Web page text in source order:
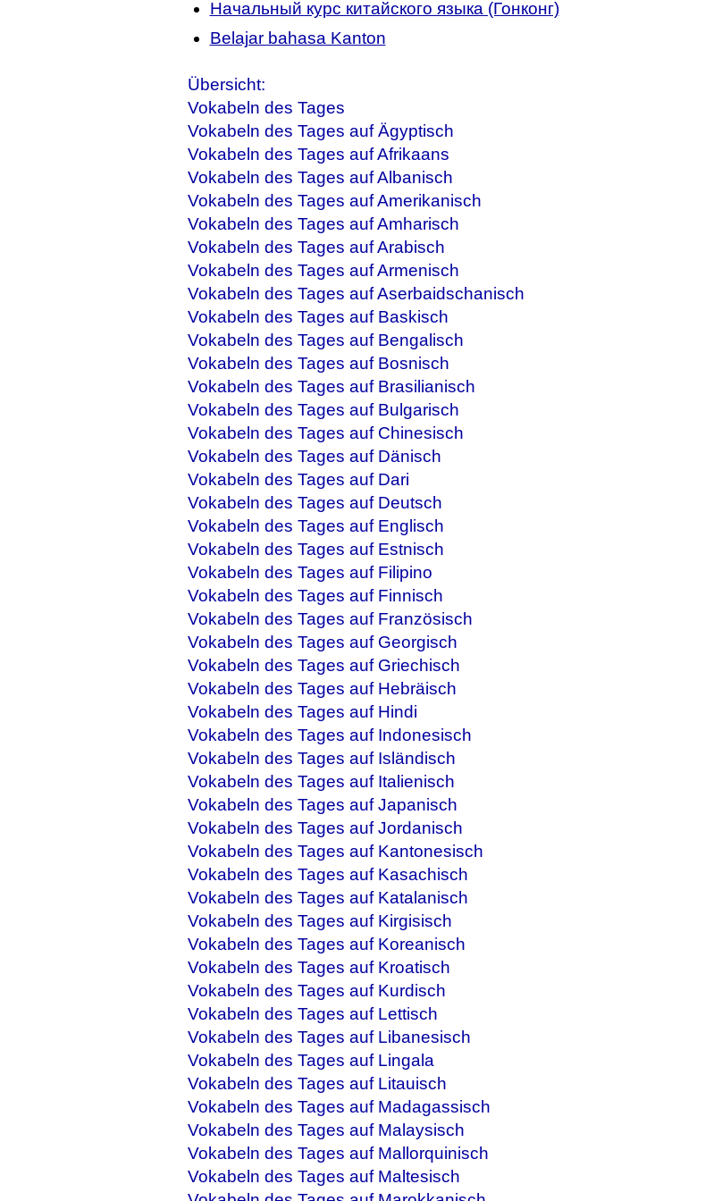
Начальный курс китайского языка (Гонконг)
Belajar bahasa Kanton
Übersicht:
Vokabeln des Tages
Vokabeln des Tages auf Ägyptisch
Vokabeln des Tages auf Afrikaans
Vokabeln des Tages auf Albanisch
Vokabeln des Tages auf Amerikanisch
Vokabeln des Tages auf Amharisch
Vokabeln des Tages auf Arabisch
Vokabeln des Tages auf Armenisch
Vokabeln des Tages auf Aserbaidschanisch
Vokabeln des Tages auf Baskisch
Vokabeln des Tages auf Bengalisch
Vokabeln des Tages auf Bosnisch
Vokabeln des Tages auf Brasilianisch
Vokabeln des Tages auf Bulgarisch
Vokabeln des Tages auf Chinesisch
Vokabeln des Tages auf Dänisch
Vokabeln des Tages auf Dari
Vokabeln des Tages auf Deutsch
Vokabeln des Tages auf Englisch
Vokabeln des Tages auf Estnisch
Vokabeln des Tages auf Filipino
Vokabeln des Tages auf Finnisch
Vokabeln des Tages auf Französisch
Vokabeln des Tages auf Georgisch
Vokabeln des Tages auf Griechisch
Vokabeln des Tages auf Hebräisch
Vokabeln des Tages auf Hindi
Vokabeln des Tages auf Indonesisch
Vokabeln des Tages auf Isländisch
Vokabeln des Tages auf Italienisch
Vokabeln des Tages auf Japanisch
Vokabeln des Tages auf Jordanisch
Vokabeln des Tages auf Kantonesisch
Vokabeln des Tages auf Kasachisch
Vokabeln des Tages auf Katalanisch
Vokabeln des Tages auf Kirgisisch
Vokabeln des Tages auf Koreanisch
Vokabeln des Tages auf Kroatisch
Vokabeln des Tages auf Kurdisch
Vokabeln des Tages auf Lettisch
Vokabeln des Tages auf Libanesisch
Vokabeln des Tages auf Lingala
Vokabeln des Tages auf Litauisch
Vokabeln des Tages auf Madagassisch
Vokabeln des Tages auf Malaysisch
Vokabeln des Tages auf Mallorquinisch
Vokabeln des Tages auf Maltesisch